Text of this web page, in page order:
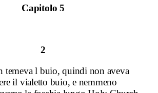
Capitolo 5
2
temeva l buio, quindi non aveva
il vialetto buio, e nemmeno